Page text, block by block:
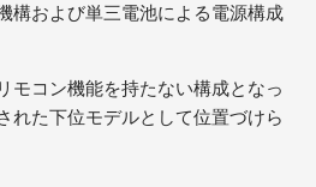
構および単三電池による電源構成
モコン機能を持たない構成となっ
れた下位モデルとして位置づけら